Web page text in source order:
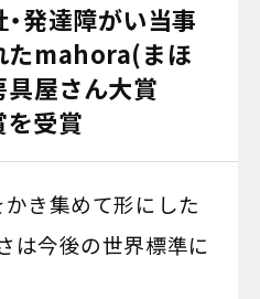
発達障がい当事
たmahora(まほ
具屋さん大賞
を受賞
かき集めて形にした
は今後の世界標準に